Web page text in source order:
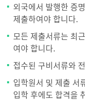
외국에서 발행한 증
제출하여야 합니다.
모든 제출서류는 최
여야 합니다.
접수된 구비서류와
입학원서 및 제출 서
입학 후에도 합격을